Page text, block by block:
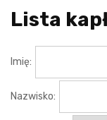
Lista
Imię:
Nazwisko: